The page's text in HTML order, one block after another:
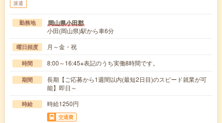
派遣
勤務地 岡山県小田郡
小田(岡山県)駅から車6分
曜日頻度 月～金・祝
時間 8:00～16:45※表記のうち実働8時間です。
期間
長期【ご応募から1週間以内(最短2日目)のスピード就業が可
能】即日～
時給 時給1250円
交通費